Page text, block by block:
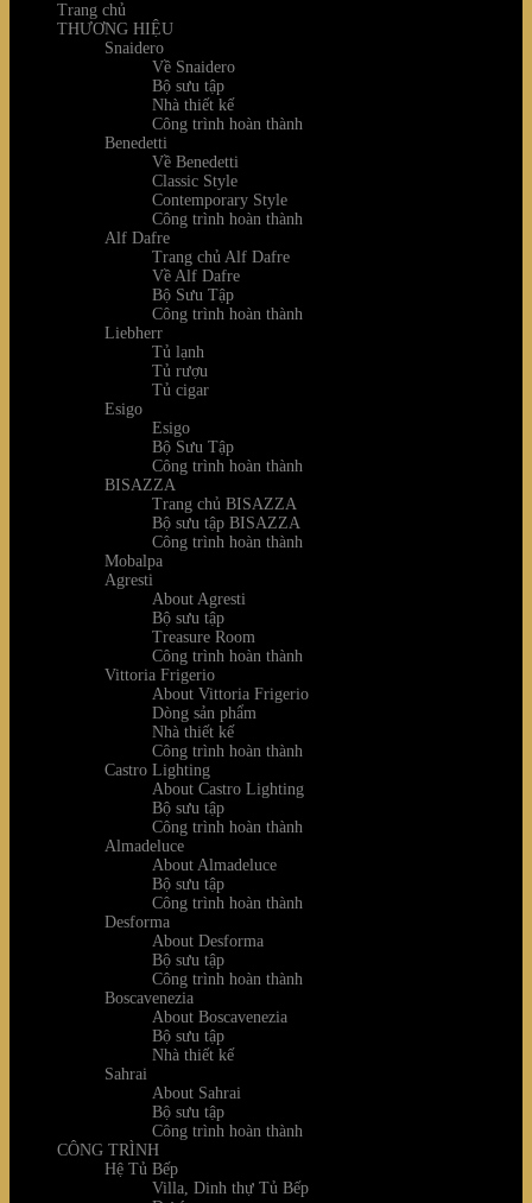
Trang chủ
THƯƠNG HIỆU
Snaidero
Về Snaidero
Bộ sưu tập
Nhà thiết kế
Công trình hoàn thành
Benedetti
Về Benedetti
Classic Style
Contemporary Style
Công trình hoàn thành
Alf Dafre
Trang chủ Alf Dafre
Về Alf Dafre
Bộ Sưu Tập
Công trình hoàn thành
Liebherr
Tủ lạnh
Tủ rượu
Tủ cigar
Esigo
Esigo
Bộ Sưu Tập
Công trình hoàn thành
BISAZZA
Trang chủ BISAZZA
Bộ sưu tập BISAZZA
Công trình hoàn thành
Mobalpa
Agresti
About Agresti
Bộ sưu tập
Treasure Room
Công trình hoàn thành
Vittoria Frigerio
About Vittoria Frigerio
Dòng sản phẩm
Nhà thiết kế
Công trình hoàn thành
Castro Lighting
About Castro Lighting
Bộ sưu tập
Công trình hoàn thành
Almadeluce
About Almadeluce
Bộ sưu tập
Công trình hoàn thành
Desforma
About Desforma
Bộ sưu tập
Công trình hoàn thành
Boscavenezia
About Boscavenezia
Bộ sưu tập
Nhà thiết kế
Sahrai
About Sahrai
Bộ sưu tập
Công trình hoàn thành
CÔNG TRÌNH
Hệ Tủ Bếp
Villa, Dinh thự Tủ Bếp